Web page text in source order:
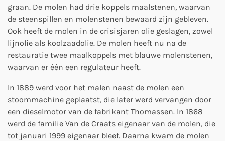
graan. De molen had drie koppels maalstenen, waarvan
de steenspillen en molenstenen bewaard zijn gebleven.
Ook heeft de molen in de crisisjaren olie geslagen, zowel
lijnolie als koolzaadolie. De molen heeft nu na de
restauratie twee maalkoppels met blauwe molenstenen,
waarvan er één een regulateur heeft.
In 1889 werd voor het malen naast de molen een
stoommachine geplaatst, die later werd vervangen door
een dieselmotor van de fabrikant Thomassen. In 1868
werd de familie Van de Craats eigenaar van de molen, die
tot januari 1999 eigenaar bleef. Daarna kwam de molen